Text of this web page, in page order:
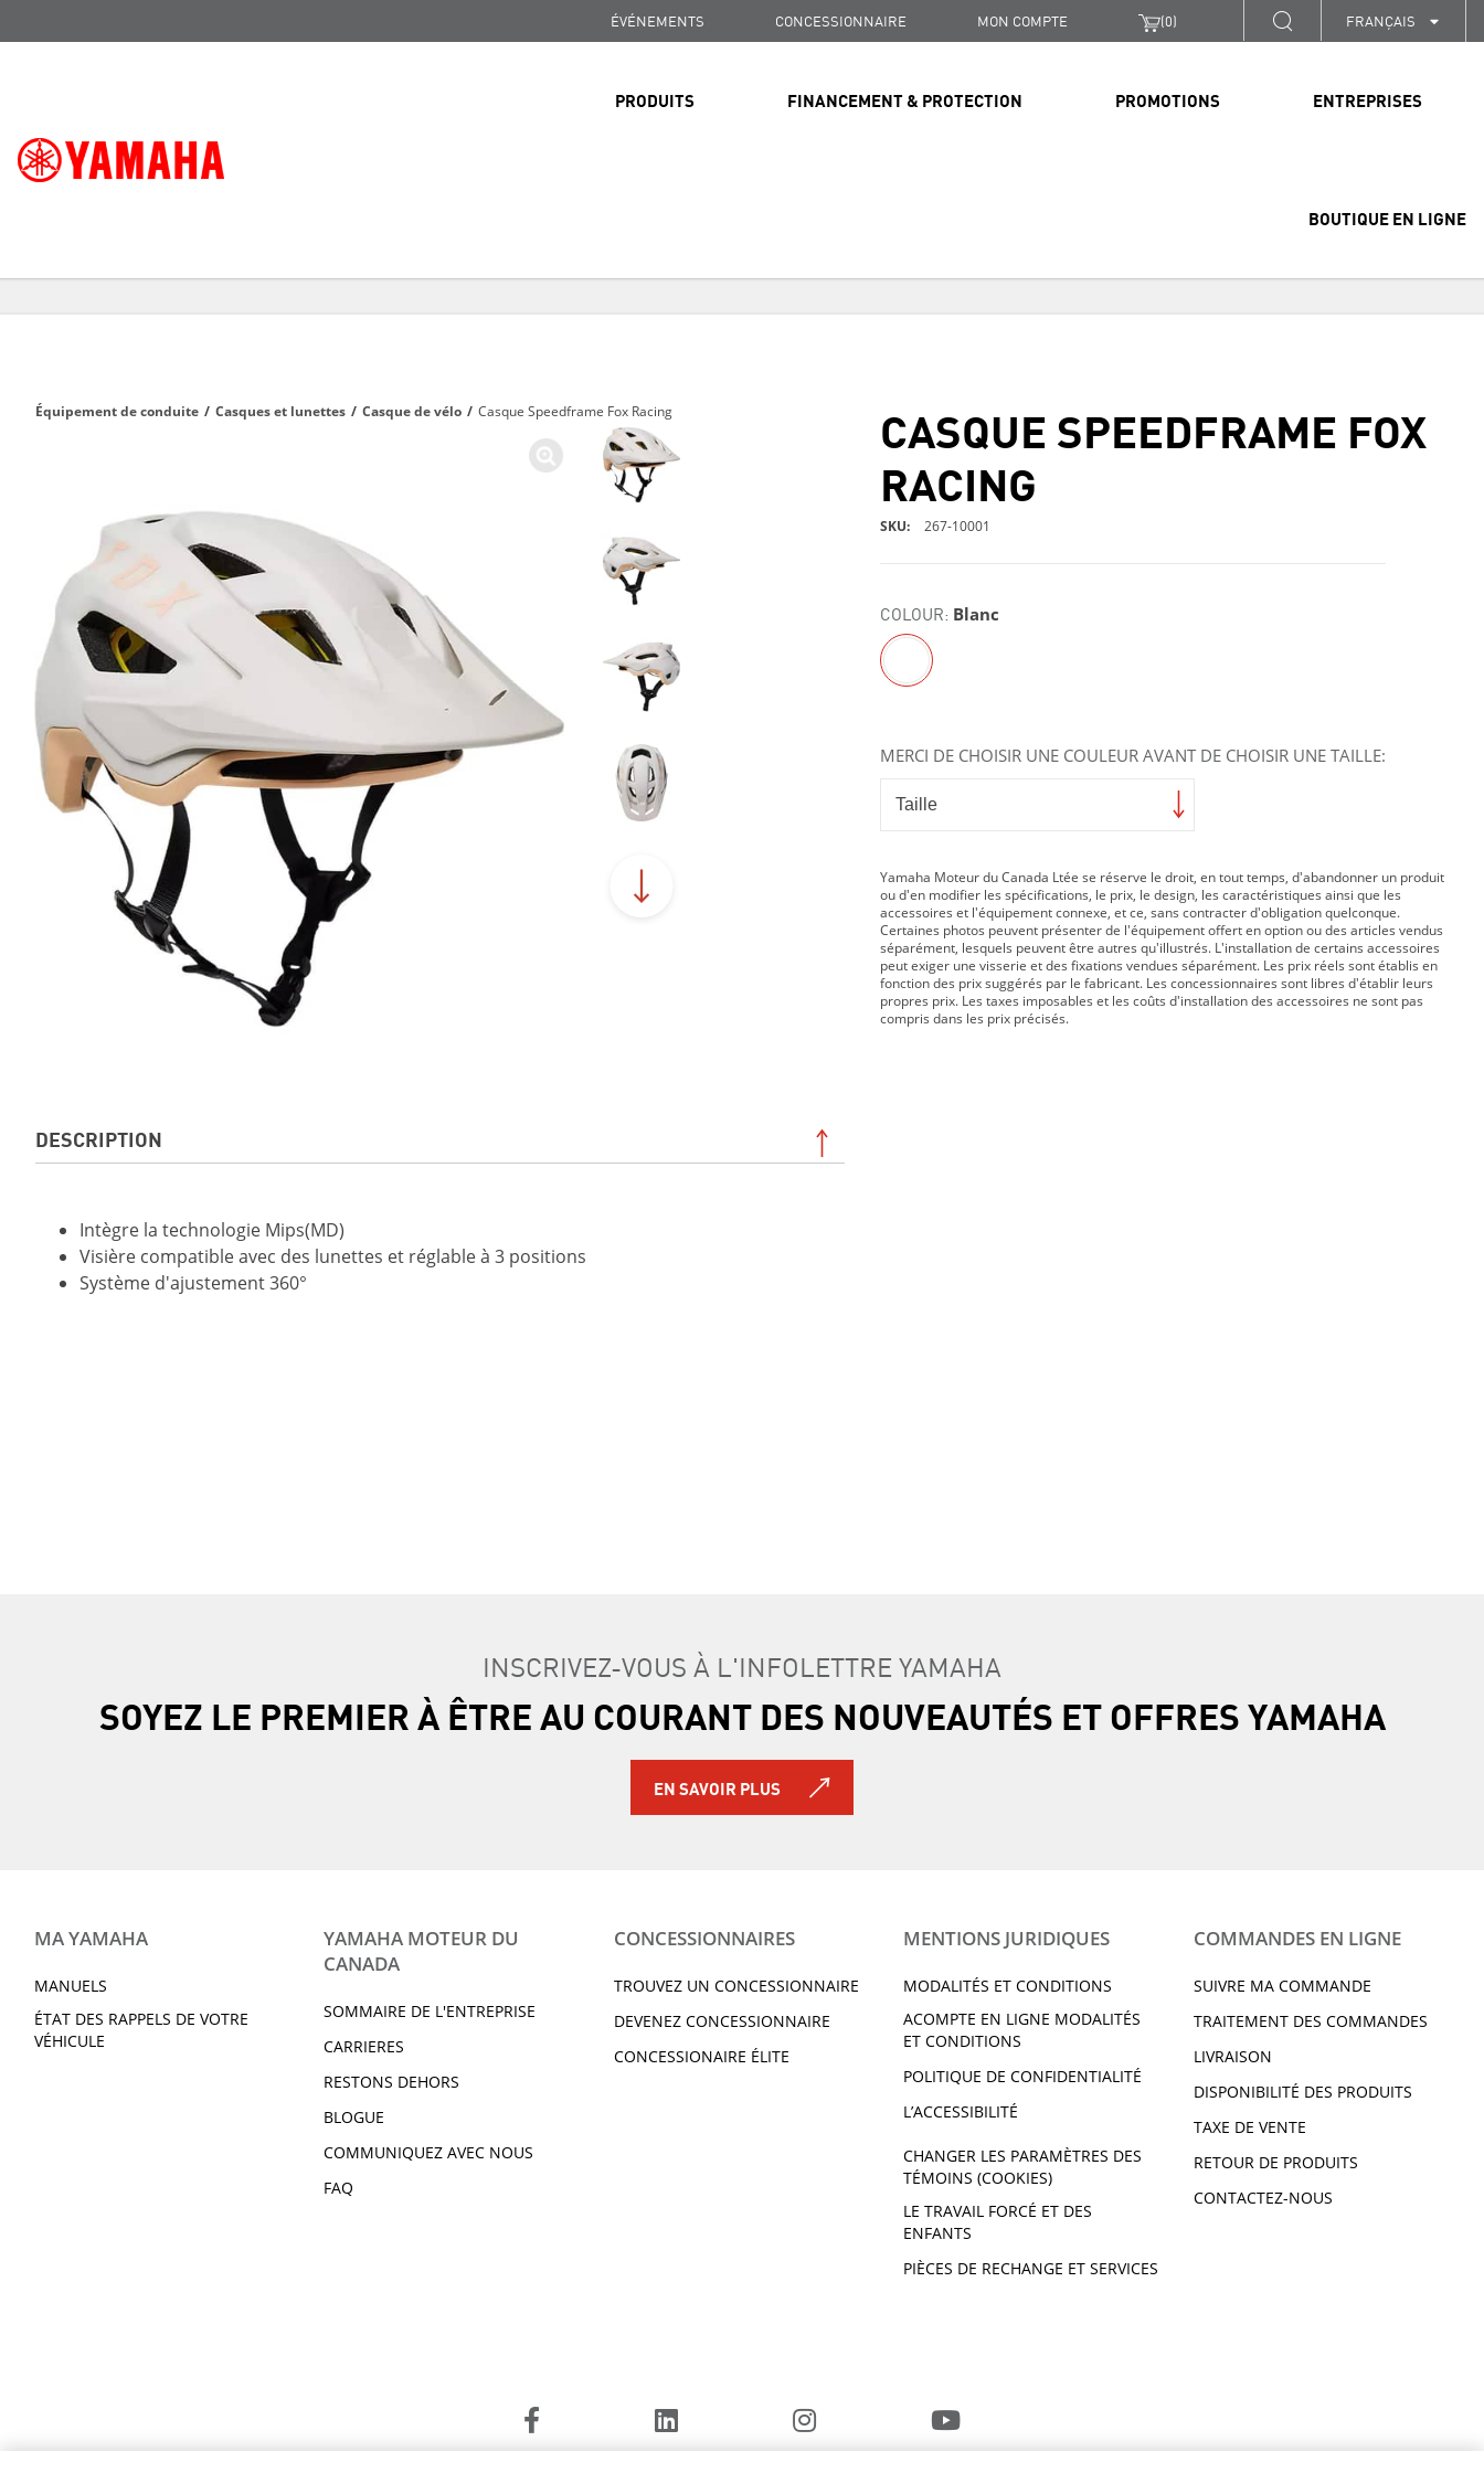
ÉVÉNEMENTS CONCESSIONNAIRE MON COMPTE (0) FRANÇAIS
PRODUITS FINANCEMENT & PROTECTION PROMOTIONS ENTREPRISES
BOUTIQUE EN LIGNE
LIVRAISON GRATUITE
SUR TOUTES LES COMMANDES DE PLUS DE 99 $
Équipement de conduite / Casques et lunettes / Casque de vélo / Casque Speedframe Fox Racing
DESCRIPTION
Intègre la technologie Mips(MD)
Visière compatible avec des lunettes et réglable à 3 positions
Système d'ajustement 360°
CASQUE SPEEDFRAME FOX
RACING
SKU 267-10001
COLOUR: Blanc
MERCI DE CHOISIR UNE COULEUR AVANT DE CHOISIR UNE TAILLE:
Yamaha Moteur du Canada Ltée se réserve le droit, en tout temps, d'abandonner un produit
ou d'en modifier les spécifications, le prix, le design, les caractéristiques ainsi que les
accessoires et l'équipement connexe, et ce, sans contracter d'obligation quelconque.
Certaines photos peuvent présenter de l'équipement offert en option ou des articles vendus
séparément, lesquels peuvent être autres qu'illustrés. L'installation de certains accessoires
peut exiger une visserie et des fixations vendues séparément. Les prix réels sont établis en
fonction des prix suggérés par le fabricant. Les concessionnaires sont libres d'établir leurs
propres prix. Les taxes imposables et les coûts d'installation des accessoires ne sont pas
compris dans les prix précisés.
INSCRIVEZ-VOUS À L'INFOLETTRE YAMAHA
SOYEZ LE PREMIER À ÊTRE AU COURANT DES NOUVEAUTÉS ET OFFRES YAMAHA
EN SAVOIR PLUS
MA YAMAHA
MANUELS
ÉTAT DES RAPPELS DE VOTRE
VÉHICULE
YAMAHA MOTEUR DU
CANADA
SOMMAIRE DE L'ENTREPRISE
CARRIERES
RESTONS DEHORS
BLOGUE
COMMUNIQUEZ AVEC NOUS
FAQ
CONCESSIONNAIRES
TROUVEZ UN CONCESSIONNAIRE
DEVENEZ CONCESSIONNAIRE
CONCESSIONAIRE ÉLITE
MENTIONS JURIDIQUES
MODALITÉS ET CONDITIONS
ACOMPTE EN LIGNE MODALITÉS
ET CONDITIONS
POLITIQUE DE CONFIDENTIALITÉ
L’ACCESSIBILITÉ
CHANGER LES PARAMÈTRES DES
TÉMOINS (COOKIES)
LE TRAVAIL FORCÉ ET DES
ENFANTS
PIÈCES DE RECHANGE ET SERVICES
COMMANDES EN LIGNE
SUIVRE MA COMMANDE
TRAITEMENT DES COMMANDES
LIVRAISON
DISPONIBILITÉ DES PRODUITS
TAXE DE VENTE
RETOUR DE PRODUITS
CONTACTEZ-NOUS